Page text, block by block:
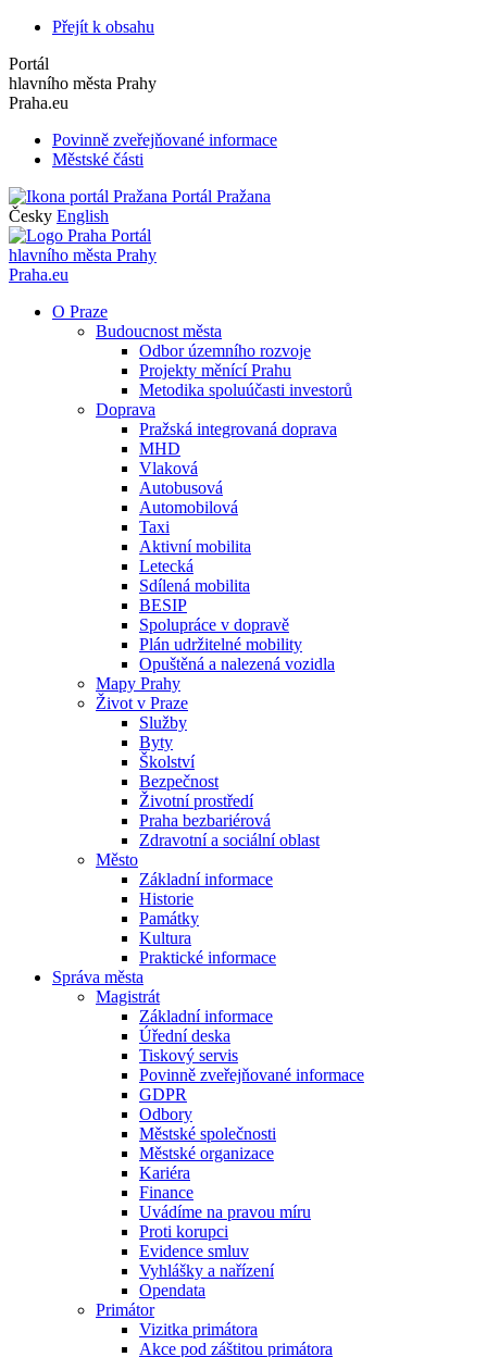
Přejít k obsahu
Portál
hlavního města Prahy
Praha.eu
Povinně zveřejňované informace
Městské části
Portál Pražana
Česky English
Portál
hlavního města Prahy
Praha.eu
O Praze
Budoucnost města
Odbor územního rozvoje
Projekty měnící Prahu
Metodika spoluúčasti investorů
Doprava
Pražská integrovaná doprava
MHD
Vlaková
Autobusová
Automobilová
Taxi
Aktivní mobilita
Letecká
Sdílená mobilita
BESIP
Spolupráce v dopravě
Plán udržitelné mobility
Opuštěná a nalezená vozidla
Mapy Prahy
Život v Praze
Služby
Byty
Školství
Bezpečnost
Životní prostředí
Praha bezbariérová
Zdravotní a sociální oblast
Město
Základní informace
Historie
Památky
Kultura
Praktické informace
Správa města
Magistrát
Základní informace
Úřední deska
Tiskový servis
Povinně zveřejňované informace
GDPR
Odbory
Městské společnosti
Městské organizace
Kariéra
Finance
Uvádíme na pravou míru
Proti korupci
Evidence smluv
Vyhlášky a nařízení
Opendata
Primátor
Vizitka primátora
Akce pod záštitou primátora